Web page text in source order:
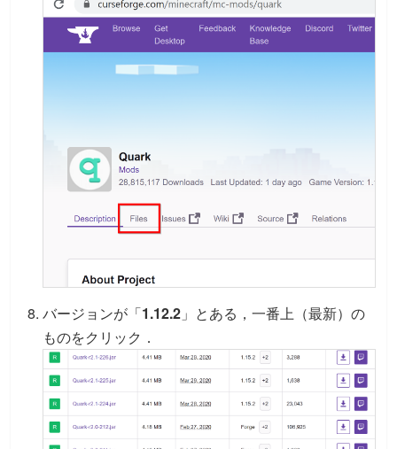
バージョンが「1.12.2 」とある，一番上（最新）の
ものをクリック．